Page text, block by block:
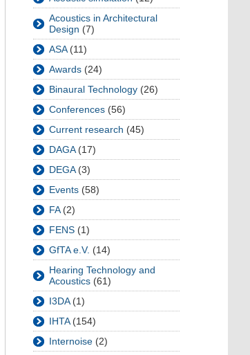
Acoustics in Architectural
Design (7)
ASA(11)
Awards (24)
Binaural Technology (26)
Conferences (56)
Current research (45)
DAGA(17)
DEGA(3)
Events (58)
FA(2)
FENS (1)
GfTA e.V. (14)
Hearing Technology and
Acoustics (61)
I3DA(1)
IHTA(154)
Internoise (2)